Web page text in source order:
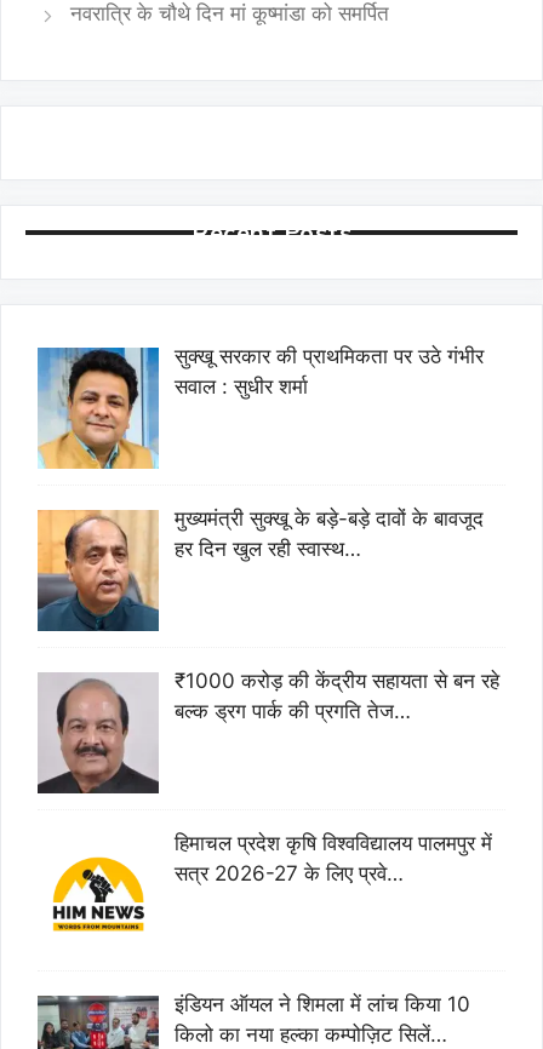
नवरात्रि के चौथे दिन मां कूष्मांडा को समर्पित
Recent Posts
सुक्खू सरकार की प्राथमिकता पर उठे गंभीर
सवाल : सुधीर शर्मा
मुख्यमंत्री सुक्खू के बड़े-बड़े दावों के बावजूद
हर दिन खुल रही स्वास्थ…
₹1000 करोड़ की केंद्रीय सहायता से बन रहे
बल्क ड्रग पार्क की प्रगति तेज…
हिमाचल प्रदेश कृषि विश्वविद्यालय पालमपुर में
सत्र 2026-27 के लिए प्रवे…
इंडियन ऑयल ने शिमला में लांच किया 10
किलो का नया हल्का कम्पोज़िट सिलें…